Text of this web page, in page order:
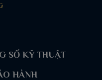
SỐ KỸ THUẬT
HÀNH